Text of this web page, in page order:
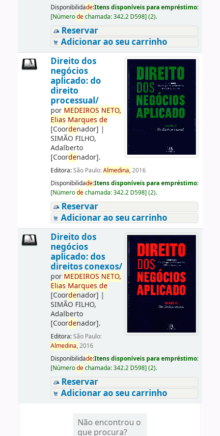
Disponibilidade:Itens disponíveis para empréstimo:
[Númerodechamada:342.2 D598] (2).
Reservar
Adicionar ao seu carrinho
Direito dos
negócios
aplicado: do
direito
processual/
por MEDEIROS NETO,
Elias Marques de
[Coordenador] |
SIMÃO FILHO,
Adalberto
[Coordenador].
Editora:São Paulo:Almedina,2016
Disponibilidade:Itens disponíveis para empréstimo:
[Númerodechamada:342.2 D598] (2).
Reservar
Adicionar ao seu carrinho
Direito dos
negócios
aplicado: dos
direitos conexos/
por MEDEIROS NETO,
Elias Marques de
[Coordenador] |
SIMÃO FILHO,
Adalberto
[Coordenador].
Editora:São Paulo:
Almedina,2016
Disponibilidade:Itens disponíveis para empréstimo:
[Númerodechamada:342.2 D598] (2).
Reservar
Adicionar ao seu carrinho
Não encontrou o
que procura?